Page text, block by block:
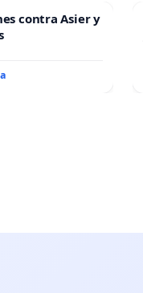
contra Asier y